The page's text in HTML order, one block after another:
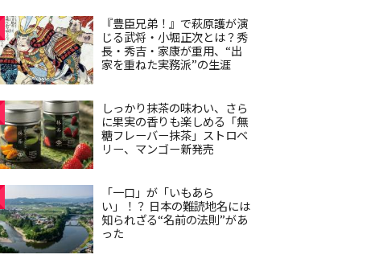
『豊臣兄弟！』で萩原護が演
じる武将・小堀正次とは？秀
長・秀吉・家康が重用、“出
家を重ねた実務派”の生涯
しっかり抹茶の味わい、さら
に果実の香りも楽しめる「無
糖フレーバー抹茶」ストロベ
リー、マンゴー新発売
「一口」が「いもあら
い」！？ 日本の難読地名には
知られざる“名前の法則”があ
った